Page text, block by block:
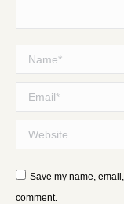
Name *
Email *
Website
Save my name,
comment.